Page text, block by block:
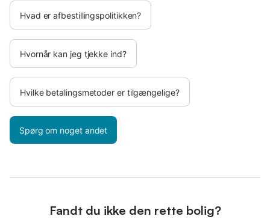
Hvad er afbestillingspolitikken?
Hvornår kan jeg tjekke ind?
Hvilke betalingsmetoder er tilgængelige?
Spørg om noget andet
Fandt du ikke den rette bolig?